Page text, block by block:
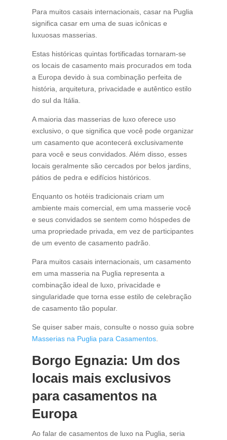
Para muitos casais internacionais, casar na Puglia
significa casar em uma de suas icônicas e
luxuosas masserias.
Estas históricas quintas fortificadas tornaram-se
os locais de casamento mais procurados em toda
a Europa devido à sua combinação perfeita de
história, arquitetura, privacidade e autêntico estilo
do sul da Itália.
A maioria das masserias de luxo oferece uso
exclusivo, o que significa que você pode organizar
um casamento que acontecerá exclusivamente
para você e seus convidados. Além disso, esses
locais geralmente são cercados por belos jardins,
pátios de pedra e edifícios históricos.
Enquanto os hotéis tradicionais criam um
ambiente mais comercial, em uma masserie você
e seus convidados se sentem como hóspedes de
uma propriedade privada, em vez de participantes
de um evento de casamento padrão.
Para muitos casais internacionais, um casamento
em uma masseria na Puglia representa a
combinação ideal de luxo, privacidade e
singularidade que torna esse estilo de celebração
de casamento tão popular.
Se quiser saber mais, consulte o nosso guia sobre
Masserias na Puglia para Casamentos.
Borgo Egnazia: Um dos
locais mais exclusivos
para casamentos na
Europa
Ao falar de casamentos de luxo na Puglia, seria